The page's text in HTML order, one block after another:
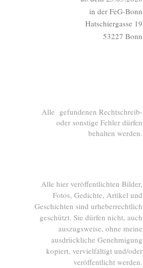
in der FeG-Bonn
Hatschiergasse 19
53227 Bonn
Alle gefundenen Rechtschreib-
oder sonstige Fehler dürfen
behalten werden.
Alle hier veröffentlichten Bilder,
Fotos, Gedichte, Artikel und
Geschichten sind urheberrechtlich
geschützt. Sie dürfen nicht, auch
auszugsweise, ohne meine
ausdrückliche Genehmigung
kopiert, vervielfältigt und/oder
veröffentlicht werden.